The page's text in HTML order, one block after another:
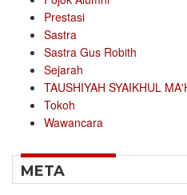
Prestasi
Sastra
Sastra Gus Robith
Sejarah
TAUSHIYAH SYAIKHUL
Tokoh
Wawancara
META